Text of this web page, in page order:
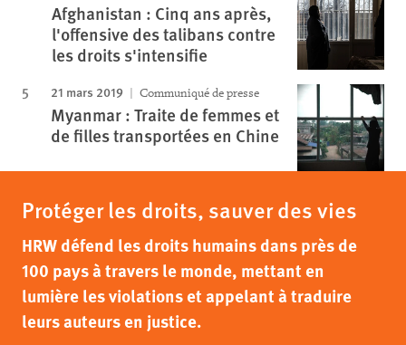
Afghanistan : Cinq ans après,
l'offensive des talibans contre
les droits s'intensifie
21 mars 2019 Communiqué de presse
Myanmar : Traite de femmes et
de filles transportées en Chine
Protéger les droits, sauver des vies
HRW défend les droits humains dans près de
100 pays à travers le monde, mettant en
lumière les violations et appelant à traduire
leurs auteurs en justice.